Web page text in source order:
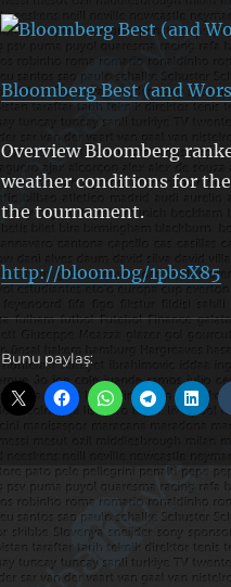
Bloomberg Best (and
Overview Bloomberg
weather conditions for
the tournament.
http://bloom.bg/1pbsX85
Bunu paylaş: